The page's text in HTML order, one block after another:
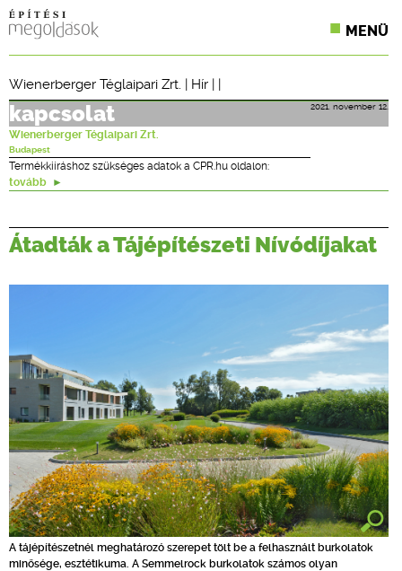
MENÜ
ÉPÍTÉSI JOG
ONLINE KÉPZÉSEK
Wienerberger Téglaipari Zrt. | Hír | |
2021. november 12.
kapcsolat
Wienerberger Téglaipari Zrt.
Budapest
Termékkiíráshoz szükséges adatok a CPR.hu oldalon:
tovább
Átadták a Tájépítészeti Nívódíjakat
A tájépítészetnél meghatározó szerepet tölt be a felhasznált burkolatok
minősége, esztétikuma. A Semmelrock burkolatok számos olyan